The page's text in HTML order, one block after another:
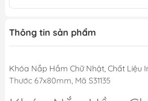
Thông tin sản phẩm
Khóa Nắp Hầm Chữ Nhật, Chất Liệu
Thước 67x80mm, Mã S31135